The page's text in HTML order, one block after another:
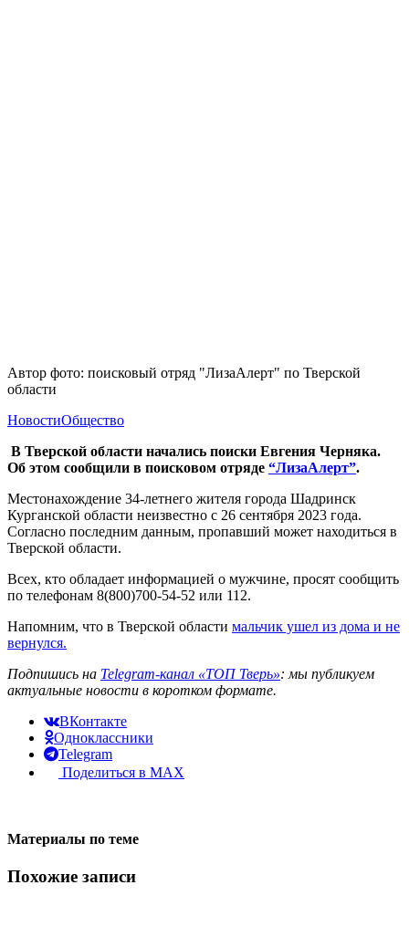
Автор фото: поисковый отряд "ЛизаАлерт" по Тверской
области
НовостиОбщество
В Тверской области начались поиски Евгения Черняка.
Об этом сообщили в поисковом отряде “ЛизаАлерт”.
Местонахождение 34-летнего жителя города Шадринск
Курганской области неизвестно с 26 сентября 2023 года.
Согласно последним данным, пропавший может находиться в
Тверской области.
Всех, кто обладает информацией о мужчине, просят сообщить
по телефонам 8(800)700-54-52 или 112.
Напомним, что в Тверской области мальчик ушел из дома и не
вернулся.
Подпишись на Telegram-канал «ТОП Тверь»: мы публикуем
актуальные новости в коротком формате.
ВКонтакте
Одноклассники
Telegram
Поделиться в MAX
Материалы по теме
Похожие записи